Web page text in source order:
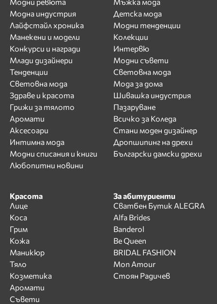
Модни ревюта
Модна индустрия
Лайфстайл хроника
Манекени и модели
Конкурси и награди
Млади дизайнери
Тенденции
Световна мода
Здраве и красота
Грижи за тялото
Аромати
Аксесоари
Интимна мода
Модни списания и книги
Любопитни новини
Мъжка мода
Детска мода
Модни тенденции
Колекции
Интервю
Модни съвети
Световна мода
Мода за дома
Шивашка индустрия
Пазаруване
Всичко за Коледа
Стани моден дизайнер
Дропшипинг на дрехи
Български дамски дрехи
Красота
Лице
Коса
Грим
Кожа
Маникюр
Тяло
Козметика
Аромати
Съвети
За абитуриенти
Сватбен Бутик ALEGRA
Alfa Brides
Banderol
Be Queen
BRIDAL FASHION
Mon Amour
Стоян Радичев